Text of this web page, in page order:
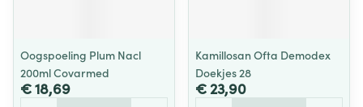
Oogspoeling Plum Nacl
200ml Covarmed
€ 18,69
Kamillosan Ofta Demodex
Doekjes 28
€ 23,90